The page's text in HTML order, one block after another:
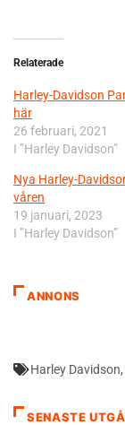
Relaterade
Harley-Davidson
här
26 februari, 2021
I ”Harley Davidson”
Nya Harley-
våren
19 januari, 2023
I ”Harley Davidson”
ANNONS
Harley Davidson,
SENASTE